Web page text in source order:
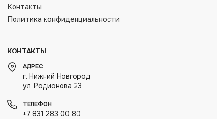
Контакты
Политика конфиденциальности
КОНТАКТЫ
АДРЕС
г. Нижний Новгород
ул. Родионова 23
ТЕЛЕФОН
+7 831 283 00 80